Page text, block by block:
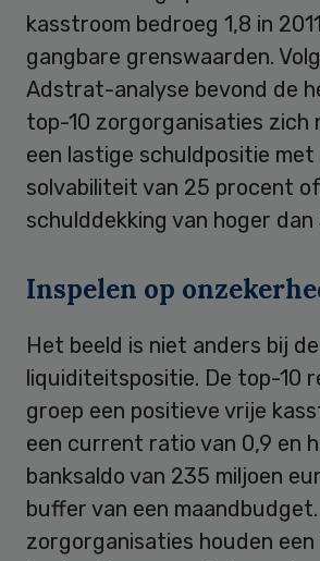
kasstroom bedroeg 1,8 in
gangbare grenswaarden.
Adstrat-analyse bevond de
top-10 zorgorganisaties zich
een lastige schuldpositie met
solvabiliteit van 25 procent
schulddekking van hoger dan
Inspelen op
Het beeld is niet anders bij de
liquiditeitspositie. De top-10
groep een positieve vrije
een current ratio van 0,9 en
banksaldo van 235 miljoen
buffer van een maandbudget.
zorgorganisaties houden een